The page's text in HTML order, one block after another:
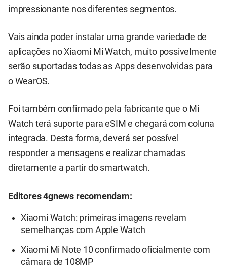
impressionante nos diferentes segmentos.
Vais ainda poder instalar uma grande variedade de
aplicações no Xiaomi Mi Watch, muito possivelmente
serão suportadas todas as Apps desenvolvidas para
o WearOS.
Foi também confirmado pela fabricante que o Mi
Watch terá suporte para eSIM e chegará com coluna
integrada. Desta forma, deverá ser possível
responder a mensagens e realizar chamadas
diretamente a partir do smartwatch.
Editores 4gnews recomendam:
Xiaomi Watch: primeiras imagens revelam
semelhanças com Apple Watch
Xiaomi Mi Note 10 confirmado oficialmente com
câmara de 108MP